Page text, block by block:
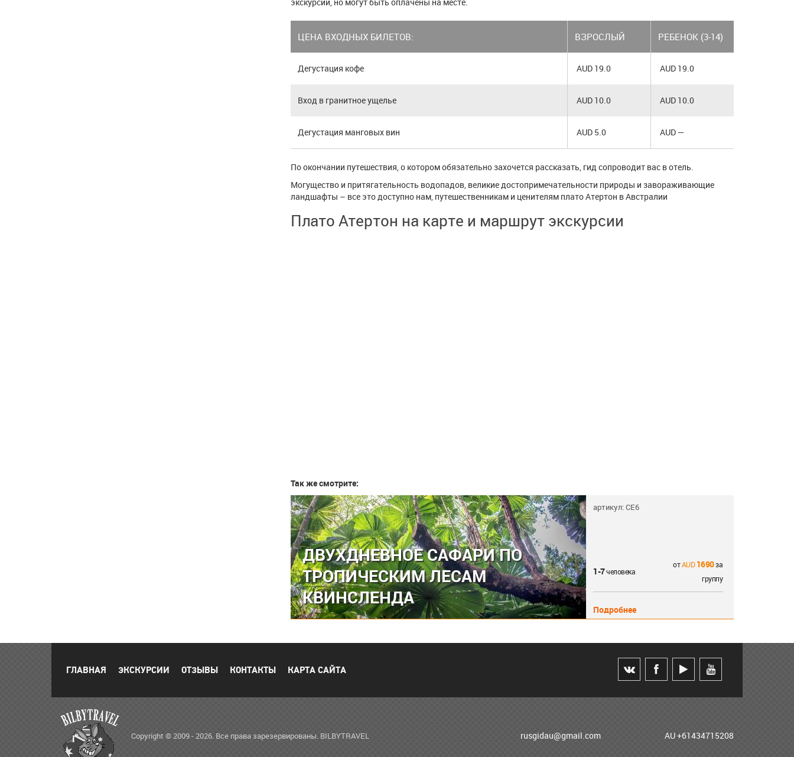
ЦЕНА ВХОДНЫХ БИЛЕТОВ: ВЗРОСЛЫЙ РЕБЕНОК (3-14)
Дегустация кофе AUD 19.0 AUD 19.0
Вход в гранитное ущелье AUD 10.0 AUD 10.0
Дегустация манговых вин AUD 5.0 AUD —
По окончании путешествия, о котором обязательно захочется рассказать, гид сопроводит вас в отель.
Могущество и притягательность водопадов, великие достопримечательности природы и завораживающие
ландшафты – все это доступно нам, путешественникам и ценителям плато Атертон в Австралии
Плато Атертон на карте и маршрут экскурсии
Так же смотрите:
ДВУХДНЕВНОЕ САФАРИ ПО
ТРОПИЧЕСКИМ ЛЕСАМ
КВИНСЛЕНДА
артикул: CE6
1-7человека
от 1690за
группу
Подробнее
ГЛАВНАЯ ЭКСКУРСИИ ОТЗЫВЫ КОНТАКТЫ КАРТА САЙТА
Copyright © 2009 - 2026. Все права зарезервированы. BILBYTRAVEL rusgidau@gmail.com AU +61434715208